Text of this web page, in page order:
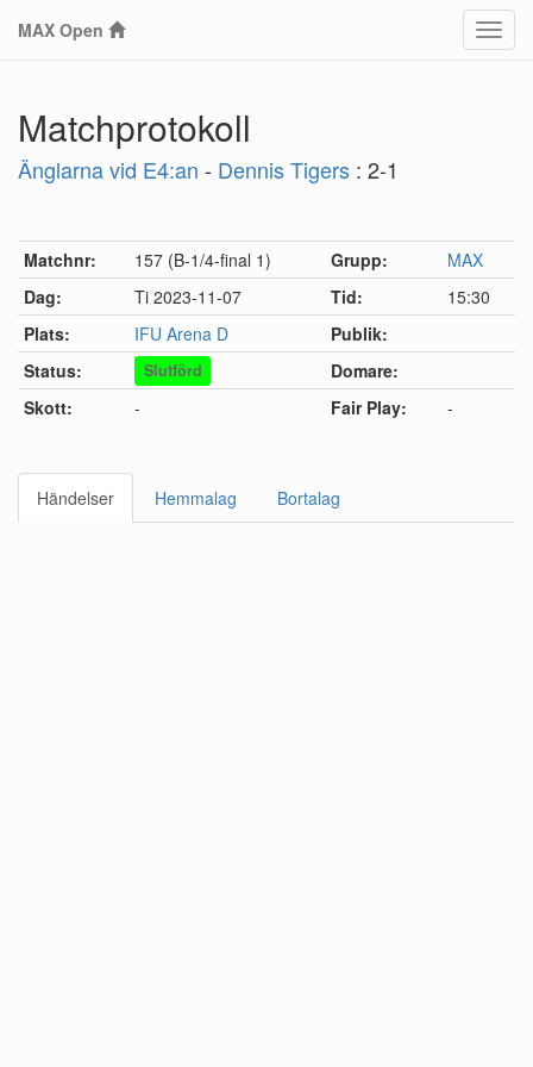
MAX Open
Matchprotokoll
Änglarna vid E4:an - Dennis Tigers : 2-1
Matchnr: 157 (B-1/4-final 1) Grupp:
MAX
Dag:
Ti 2023-11-07 Tid:
15:30
Plats:
IFU Arena D
Publik:
Status:
Slutförd
Domare:
Skott:
- Fair Play: -
Händelser Hemmalag Bortalag